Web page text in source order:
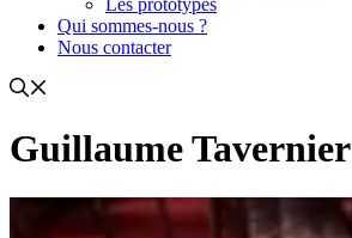
Les prototypes
Qui sommes-nous ?
Nous contacter
Guillaume Tavernier